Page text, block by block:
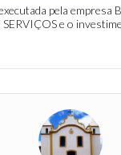
pela empresa
e o